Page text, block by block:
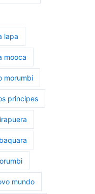
lapa
mooca
morumbi
principes
mundo